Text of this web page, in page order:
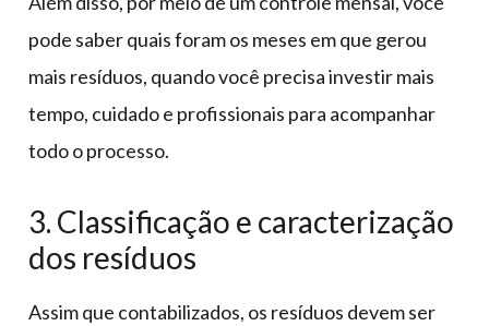
pode saber quais foram os meses em que gerou
mais resíduos, quando você precisa investir mais
tempo, cuidado e profissionais para acompanhar
todo o processo.
3. Classificação e caracterização
dos resíduos
Assim que contabilizados, os resíduos devem ser